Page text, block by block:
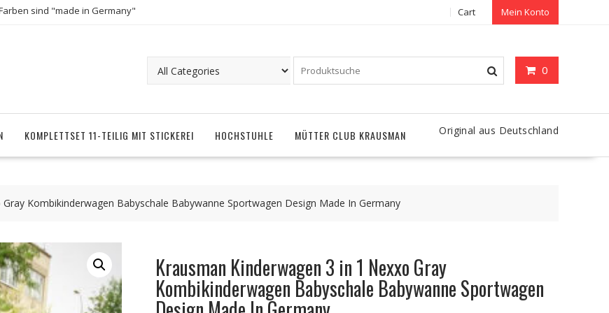
sind "made in Germany" Cart Mein Konto
0
KOMPLETTSET 11-TEILIG MIT STICKEREI HOCHSTUHLE MÜTTER CLUB KRAUSMAN Original aus Deutschland
Kombikinderwagen Babyschale Babywanne Sportwagen Design Made In Germany
Krausman Kinderwagen 3 in 1 Nexxo Gray
Kombikinderwagen Babyschale Babywanne Sportwagen